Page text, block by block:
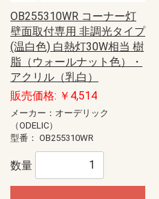
OB255310WR コーナー灯
壁面取付専用 非調光タイプ
(温白色) 白熱灯30W相当 樹
脂（ウォールナット色）・
アクリル（乳白）
販売価格: ￥4,514
メーカー：オーデリック
（ODELIC）
型番： OB255310WR
数量